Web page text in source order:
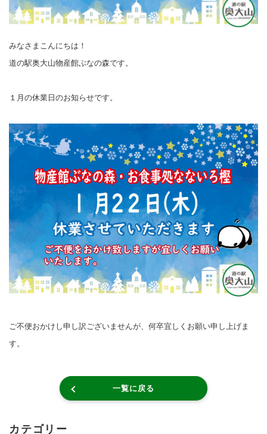
みなさまこんにちは！
道の駅奥大山物産館ぶなの森です。
１月の休業日のお知らせです。
ご不便おかけし申し訳ございませんが、何卒宜しくお願い申し上げま
す。
一覧に戻る
カテゴリー